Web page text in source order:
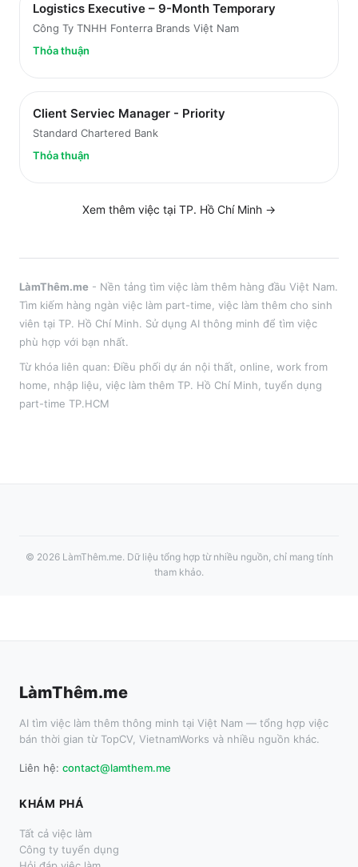
Logistics Executive – 9-Month Temporary
Công Ty TNHH Fonterra Brands Việt Nam
Thỏa thuận
Client Serviec Manager - Priority
Standard Chartered Bank
Thỏa thuận
Xem thêm việc tại TP. Hồ Chí Minh →
LàmThêm.me - Nền tảng tìm việc làm thêm hàng đầu Việt Nam.
Tìm kiếm hàng ngàn việc làm part-time, việc làm thêm cho sinh
viên tại TP. Hồ Chí Minh. Sử dụng AI thông minh để tìm việc
phù hợp với bạn nhất.
Từ khóa liên quan: Điều phối dự án nội thất online, work from
home, nhập liệu , việc làm thêm TP. Hồ Chí Minh , tuyển dụng
part-time TP.HCM
© 2026 LàmThêm.me. Dữ liệu tổng hợp từ nhiều nguồn, chỉ mang tính
tham khảo.
LàmThêm.me
AI tìm việc làm thêm thông minh tại Việt Nam — tổng hợp việc
bán thời gian từ TopCV, VietnamWorks và nhiều nguồn khác.
Liên hệ: contact@lamthem.me
KHÁM PHÁ
Tất cả việc làm
Công ty tuyển dụng